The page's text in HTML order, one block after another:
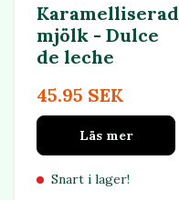
Karamelliserad
mjölk - Dulce
de leche
45.95 SEK
Läs mer
Snart i lager!